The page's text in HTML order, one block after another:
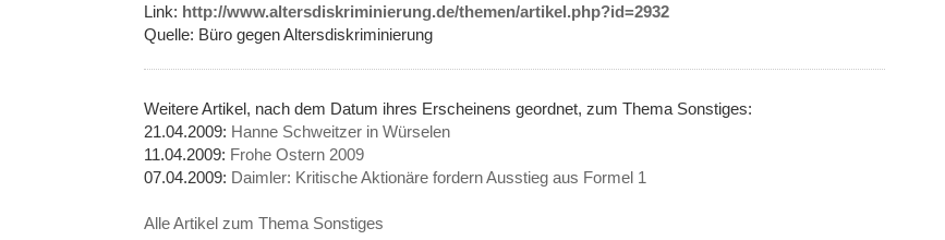
Link: http://www.altersdiskriminierung.de/themen/artikel.php?id=2932
Quelle: Büro gegen Altersdiskriminierung
Weitere Artikel, nach dem Datum ihres Erscheinens geordnet, zum Thema Sonstiges:
21.04.2009: Hanne Schweitzer in Würselen
11.04.2009: Frohe Ostern 2009
07.04.2009: Daimler: Kritische Aktionäre fordern Ausstieg aus Formel 1
Alle Artikel zum Thema Sonstiges